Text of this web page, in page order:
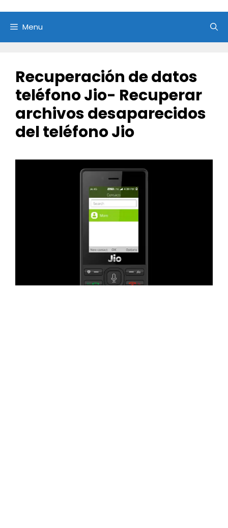
Menu
Recuperación de datos
teléfono Jio- Recuperar
archivos desaparecidos
del teléfono Jio